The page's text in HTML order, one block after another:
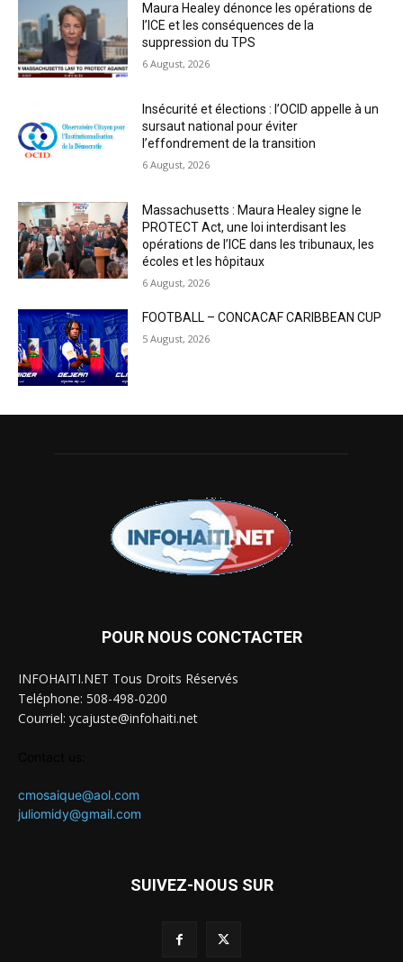
Maura Healey dénonce les opérations de
l’ICE et les conséquences de la
suppression du TPS
6 August, 2026
Insécurité et élections : l’OCID appelle à un
sursaut national pour éviter
l’effondrement de la transition
6 August, 2026
Massachusetts : Maura Healey signe le
PROTECT Act, une loi interdisant les
opérations de l’ICE dans les tribunaux, les
écoles et les hôpitaux
6 August, 2026
FOOTBALL – CONCACAF CARIBBEAN CUP
5 August, 2026
POUR NOUS CONCTACTER
INFOHAITI.NET Tous Droits Réservés
Teléphone: 508-498-0200
Courriel: ycajuste@infohaiti.net
cmosaique@aol.com
juliomidy@gmail.com
SUIVEZ-NOUS SUR